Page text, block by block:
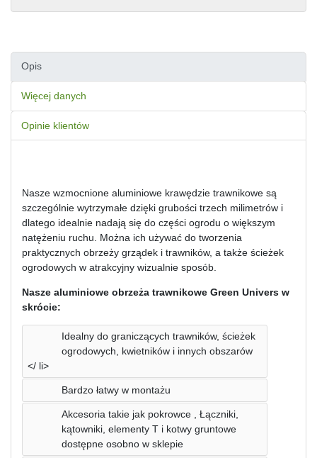
Opis
Więcej danych
Opinie klientów
Nasze wzmocnione aluminiowe krawędzie trawnikowe są
szczególnie wytrzymałe dzięki grubości trzech milimetrów i
dlatego idealnie nadają się do części ogrodu o większym
natężeniu ruchu. Można ich używać do tworzenia
praktycznych obrzeży grządek i trawników, a także ścieżek
ogrodowych w atrakcyjny wizualnie sposób.
Nasze aluminiowe obrzeża trawnikowe Green Univers w
skrócie:
Idealny do graniczących trawników, ścieżek
ogrodowych, kwietników i innych obszarów
</ li>
Bardzo łatwy w montażu
Akcesoria takie jak pokrowce , Łączniki,
kątowniki, elementy T i kotwy gruntowe
dostępne osobno w sklepie